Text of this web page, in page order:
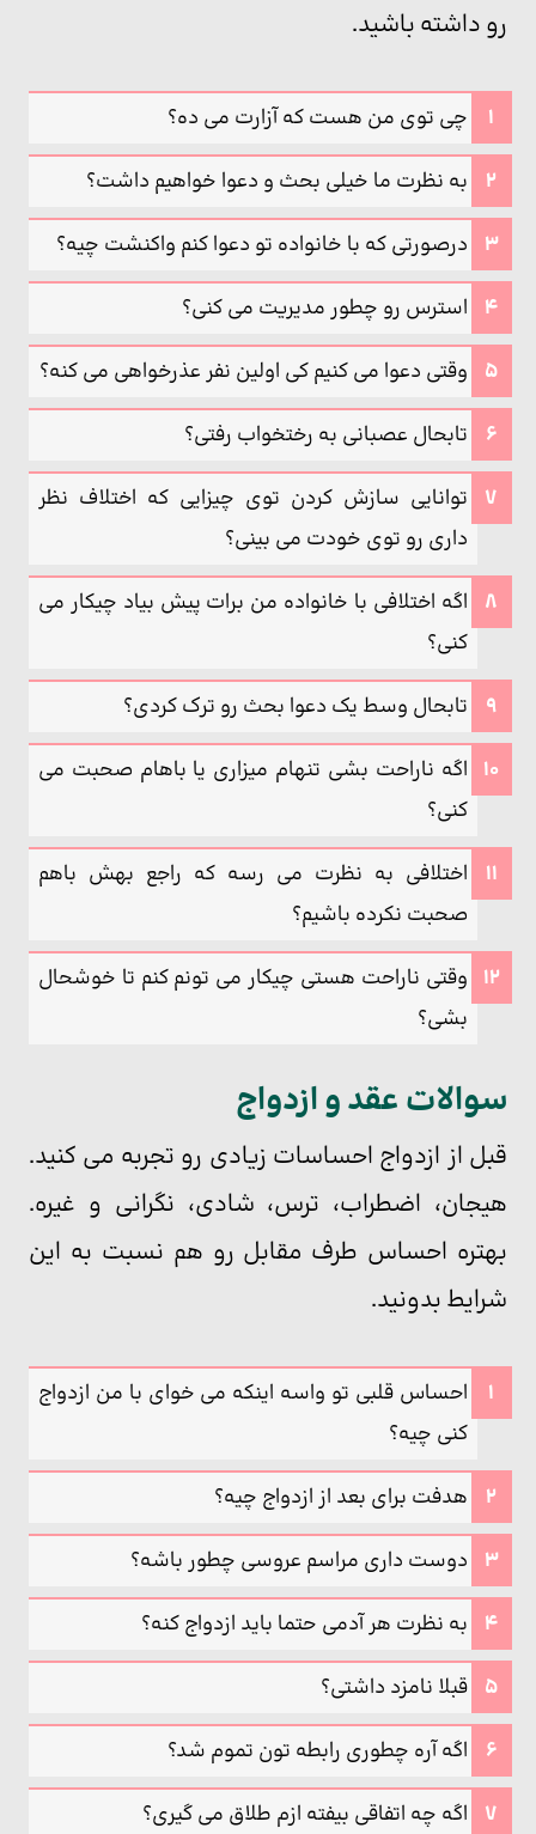
رو داشته باشید.
چی توی من هست که آزارت می ده؟
به نظرت ما خیلی بحث و دعوا خواهیم داشت؟
درصورتی که با خانواده تو دعوا کنم واکنشت چیه؟
استرس رو چطور مدیریت می کنی؟
وقتی دعوا می کنیم کی اولین نفر عذرخواهی می کنه؟
تابحال عصبانی به رختخواب رفتی؟
توانایی سازش کردن توی چیزایی که اختلاف نظر
داری رو توی خودت می بینی؟
اگه اختلافی با خانواده من برات پیش بیاد چیکار می
کنی؟
تابحال وسط یک دعوا بحث رو ترک کردی؟
اگه ناراحت بشی تنهام میزاری یا باهام صحبت می
کنی؟
اختلافی به نظرت می رسه که راجع بهش باهم
صحبت نکرده باشیم؟
وقتی ناراحت هستی چیکار می تونم کنم تا خوشحال
بشی؟
سوالات عقد و ازدواج
قبل از ازدواج احساسات زیادی رو تجربه می کنید.
هیجان، اضطراب، ترس، شادی، نگرانی و غیره.
بهتره احساس طرف مقابل رو هم نسبت به این
شرایط بدونید.
احساس قلبی تو واسه اینکه می خوای با من ازدواج
کنی چیه؟
هدفت برای بعد از ازدواج چیه؟
دوست داری مراسم عروسی چطور باشه؟
به نظرت هر آدمی حتما باید ازدواج کنه؟
قبلا نامزد داشتی؟
اگه آره چطوری رابطه تون تموم شد؟
اگه چه اتفاقی بیفته ازم طلاق می گیری؟